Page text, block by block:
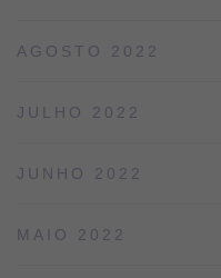
AGOSTO 2022
JULHO 2022
JUNHO 2022
MAIO 2022